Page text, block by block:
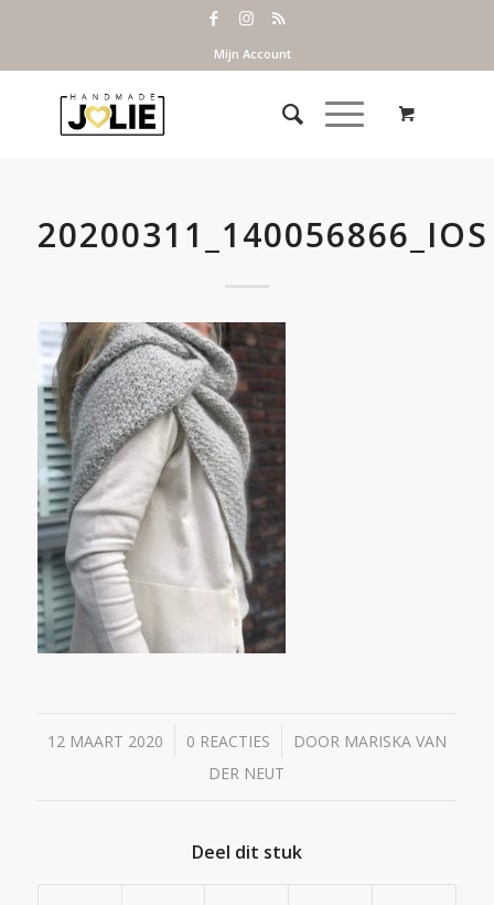
Mijn Account
20200311_140056866_IOS
12 MAART 2020
/ 0 REACTIES
/ DOOR MARISKA VAN
DER NEUT
Deel dit stuk